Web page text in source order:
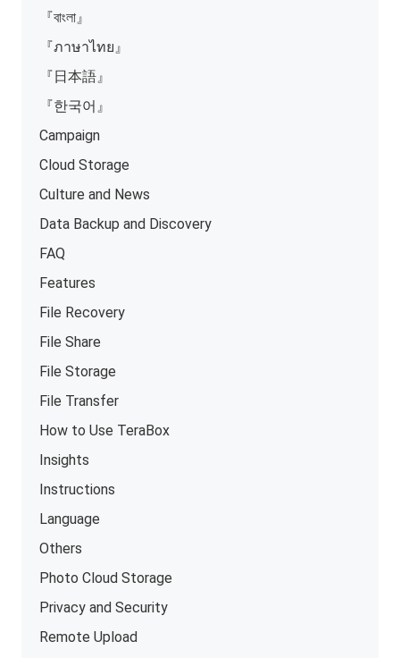
『বাংলা』
『ภาษาไทย』
『日本語』
『한국어』
Campaign
Cloud Storage
Culture and News
Data Backup and Discovery
FAQ
Features
File Recovery
File Share
File Storage
File Transfer
How to Use TeraBox
Insights
Instructions
Language
Others
Photo Cloud Storage
Privacy and Security
Remote Upload